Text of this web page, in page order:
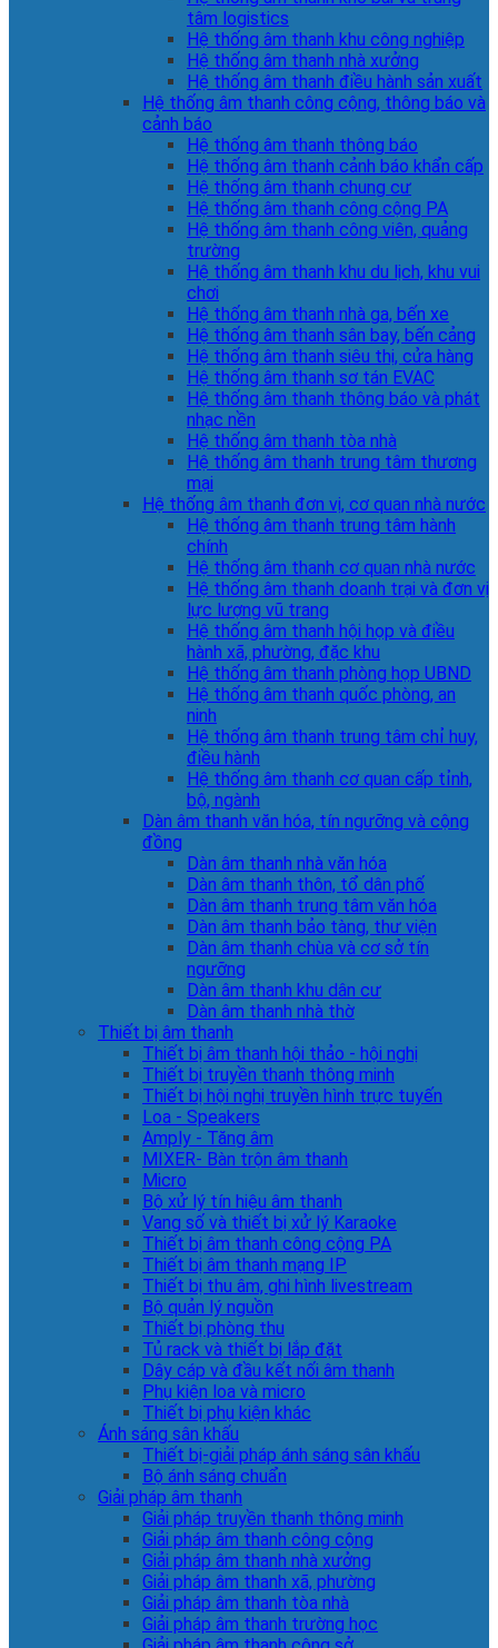
tâm logistics
Hệ thống âm thanh khu công nghiệp
Hệ thống âm thanh nhà xưởng
Hệ thống âm thanh điều hành sản xuất
Hệ thống âm thanh công cộng, thông báo và
cảnh báo
Hệ thống âm thanh thông báo
Hệ thống âm thanh cảnh báo khẩn cấp
Hệ thống âm thanh chung cư
Hệ thống âm thanh công cộng PA
Hệ thống âm thanh công viên, quảng
trường
Hệ thống âm thanh khu du lịch, khu vui
chơi
Hệ thống âm thanh nhà ga, bến xe
Hệ thống âm thanh sân bay, bến cảng
Hệ thống âm thanh siêu thị, cửa hàng
Hệ thống âm thanh sơ tán EVAC
Hệ thống âm thanh thông báo và phát
nhạc nền
Hệ thống âm thanh tòa nhà
Hệ thống âm thanh trung tâm thương
mại
Hệ thống âm thanh đơn vị, cơ quan nhà nước
Hệ thống âm thanh trung tâm hành
chính
Hệ thống âm thanh cơ quan nhà nước
Hệ thống âm thanh doanh trại và đơn vị
lực lượng vũ trang
Hệ thống âm thanh hội họp và điều
hành xã, phường, đặc khu
Hệ thống âm thanh phòng họp UBND
Hệ thống âm thanh quốc phòng, an
ninh
Hệ thống âm thanh trung tâm chỉ huy,
điều hành
Hệ thống âm thanh cơ quan cấp tỉnh,
bộ, ngành
Dàn âm thanh văn hóa, tín ngưỡng và cộng
đồng
Dàn âm thanh nhà văn hóa
Dàn âm thanh thôn, tổ dân phố
Dàn âm thanh trung tâm văn hóa
Dàn âm thanh bảo tàng, thư viện
Dàn âm thanh chùa và cơ sở tín
ngưỡng
Dàn âm thanh khu dân cư
Dàn âm thanh nhà thờ
Thiết bị âm thanh
Thiết bị âm thanh hội thảo - hội nghị
Thiết bị truyền thanh thông minh
Thiết bị hội nghị truyền hình trực tuyến
Loa - Speakers
Amply - Tăng âm
MIXER- Bàn trộn âm thanh
Micro
Bộ xử lý tín hiệu âm thanh
Vang số và thiết bị xử lý Karaoke
Thiết bị âm thanh công cộng PA
Thiết bị âm thanh mạng IP
Thiết bị thu âm, ghi hình livestream
Bộ quản lý nguồn
Thiết bị phòng thu
Tủ rack và thiết bị lắp đặt
Dây cáp và đầu kết nối âm thanh
Phụ kiện loa và micro
Thiết bị phụ kiện khác
Ánh sáng sân khấu
Thiết bị-giải pháp ánh sáng sân khấu
Bộ ánh sáng chuẩn
Giải pháp âm thanh
Giải pháp truyền thanh thông minh
Giải pháp âm thanh công cộng
Giải pháp âm thanh nhà xưởng
Giải pháp âm thanh xã, phường
Giải pháp âm thanh tòa nhà
Giải pháp âm thanh trường học